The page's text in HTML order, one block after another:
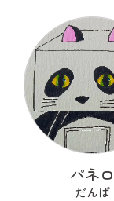
パネロ
だんぱ